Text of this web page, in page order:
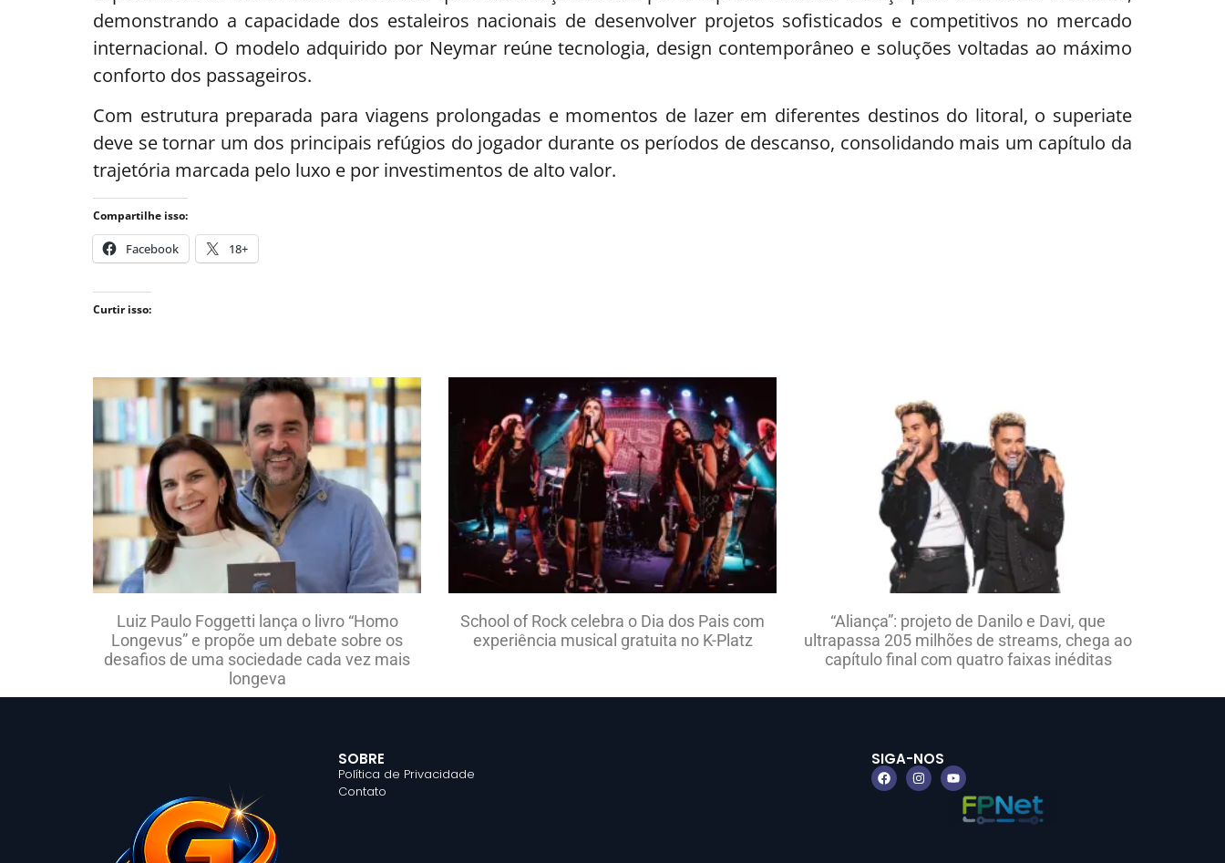
demonstrando a capacidade dos estaleiros nacionais de desenvolver projetos sofisticados e competitivos no mercado
internacional. O modelo adquirido por Neymar reúne tecnologia, design contemporâneo e soluções voltadas ao máximo
conforto dos passageiros.
Com estrutura preparada para viagens prolongadas e momentos de lazer em diferentes destinos do litoral, o superiate
deve se tornar um dos principais refúgios do jogador durante os períodos de descanso, consolidando mais um capítulo da
trajetória marcada pelo luxo e por investimentos de alto valor.
Compartilhe isso:
Facebook 18+
Curtir isso:
Luiz Paulo Foggetti lança o livro “Homo
Longevus” e propõe um debate sobre os
desafios de uma sociedade cada vez mais
longeva
School of Rock celebra o Dia dos Pais com
experiência musical gratuita no K-Platz
“Aliança”: projeto de Danilo e Davi, que
ultrapassa 205 milhões de streams, chega ao
capítulo final com quatro faixas inéditas
SOBRE
Política de Privacidade
Contato
SIGA-NOS